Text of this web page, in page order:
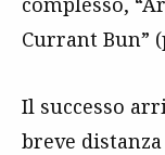
Currant Bun”
Il successo
breve